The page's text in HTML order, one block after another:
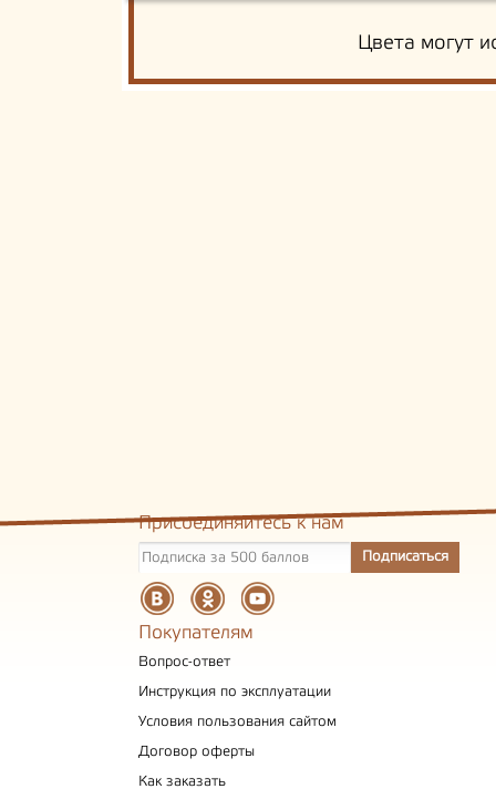
Цвета могут
Присоединяйтесь к нам
Покупателям
Вопрос-ответ
Инструкция по эксплуатации
Условия пользования сайтом
Договор оферты
Как заказать